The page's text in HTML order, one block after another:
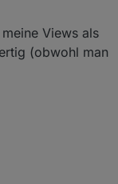
Views als
(obwohl man